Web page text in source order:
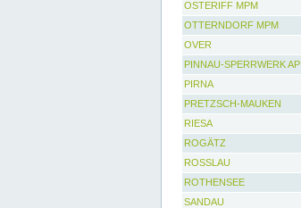
OSTERIFF MPM
OTTERNDORF MPM
OVER
PINNAU-SPERRWERK AP
PIRNA
PRETZSCH-MAUKEN
RIESA
ROGÄTZ
ROSSLAU
ROTHENSEE
SANDAU